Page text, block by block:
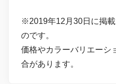
※2019年12月30日に掲
のです。
価格やカラーバリエーシ
合があります。